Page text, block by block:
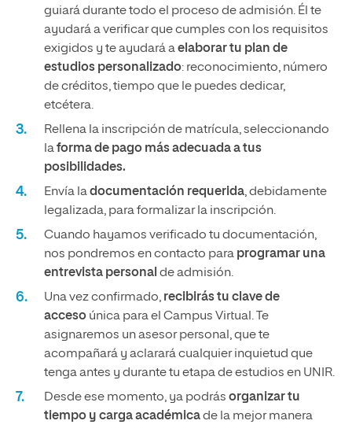
guiará durante todo el proceso de admisión. Él te
ayudará a verificar que cumples con los requisitos
exigidos y te ayudará aelaborar tu plan de
estudios personalizado: reconocimiento, número
de créditos, tiempo que le puedes dedicar,
etcétera.
Rellena la inscripción de matrícula, seleccionando
laforma de pago más adecuada a tus
posibilidades.
Envía ladocumentación requerida, debidamente
legalizada, para formalizar la inscripción.
Cuando hayamos verificado tu documentación,
nos pondremos en contacto para programar una
entrevista personal de admisión.
Una vez confirmado, recibirás tu clave de
acceso única para el Campus Virtual. Te
asignaremos un asesor personal, que te
acompañará y aclarará cualquier inquietud que
tenga antes y durante tu etapa de estudios en UNIR.
Desde ese momento, ya podrás organizar tu
tiempo y carga académicade la mejor manera